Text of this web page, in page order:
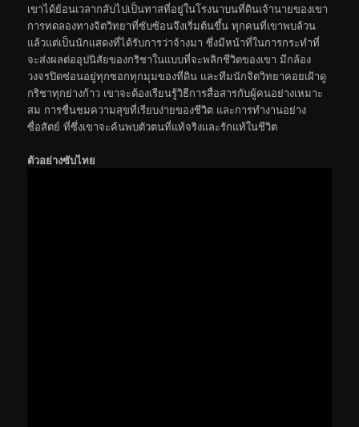
เขาได้ย้อนเวลากลับไปเป็นทาสที่อยู่ในโรงนาบนที่ดินเจ้านายของเขา
การทดลองทางจิตวิทยาที่ซับซ้อนจึงเริ่มต้นขึ้น ทุกคนที่เขาพบล้วน
แล้วแต่เป็นนักแสดงที่ได้รับการว่าจ้างมา ซึ่งมีหน้าที่ในการกระทำที่
จะส่งผลต่ออุปนิสัยของกริชาในแบบที่จะพลิกชีวิตของเขา มีกล้อง
วงจรปิดซ่อนอยู่ทุกซอกทุกมุมของที่ดิน และทีมนักจิตวิทยาคอยเฝ้าดู
กริชาทุกย่างก้าว เขาจะต้องเรียนรู้วิธีการสื่อสารกับผู้คนอย่างเหมาะ
สม การชื่นชมความสุขที่เรียบง่ายของชีวิต และการทำงานอย่าง
ซื่อสัตย์ ที่ซึ่งเขาจะค้นพบตัวตนที่แท้จริงและรักแท้ในชีวิต
ตัวอย่างซับไทย